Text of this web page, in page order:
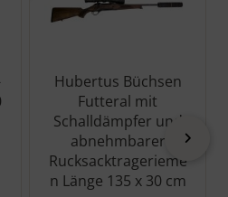
Hubertus Büchsen
Futteral mit
Schalldämpfer und
abnehmbarer
Rucksacktragerieme
n Länge 135 x 30 cm